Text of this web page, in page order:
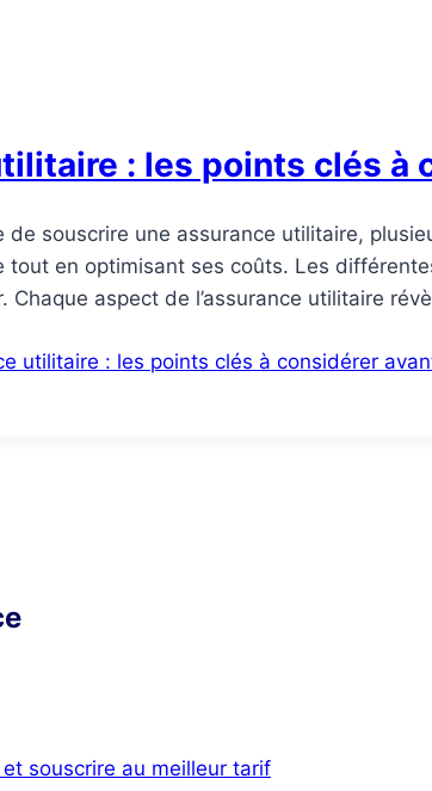
: les points clés à
de souscrire une assurance utilitaire,
tout en optimisant ses coûts. Les
Chaque aspect de l’assurance utilitaire
utilitaire : les points clés à considérer
souscrire au meilleur tarif